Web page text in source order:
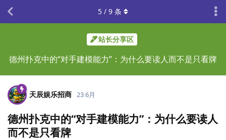
站长分享区
德州扑克中的“对手建模能力”：为什么要读人而不是只看牌
5 / 9 条
天辰娱乐招商 23 6月
德州扑克中的“对手建模能力”：为什么要读人
而不是只看牌